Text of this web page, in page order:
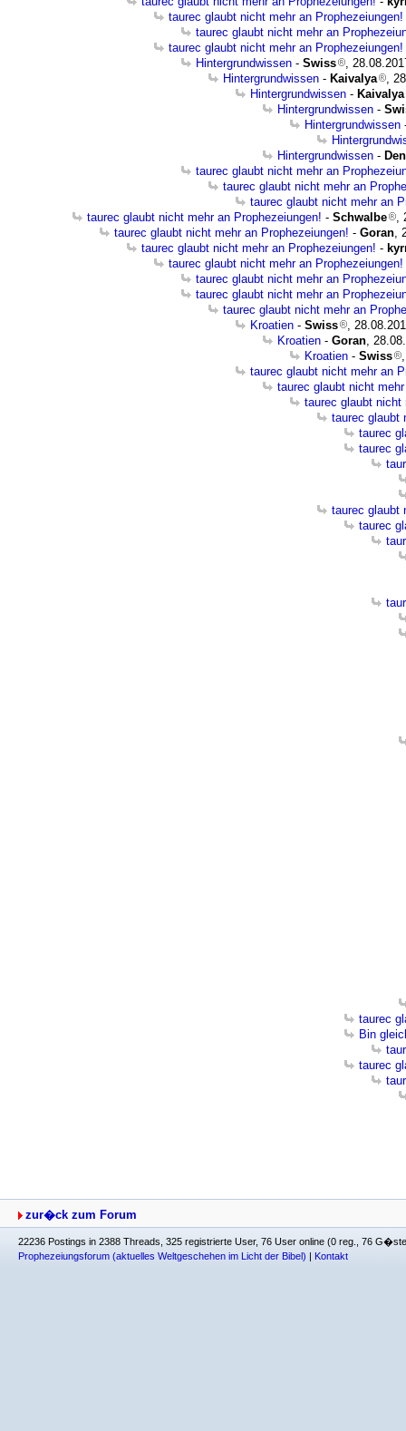
taurec glaubt nicht mehr an Prophezeiungen!
taurec glaubt nicht mehr an
taurec glaubt nicht mehr an Prophezeiungen!
Hintergrundwissen - Swiss
,
Hintergrundwissen - Kaivalya
,
Hintergrundwissen - Kaivalya
Hintergrundwissen -
Hintergrundwissen
Hintergrundwissen -
taurec glaubt nicht mehr an
taurec glaubt nicht mehr an
taurec glaubt nicht mehr an
taurec glaubt nicht mehr an Prophezeiungen! - Schwalbe
,
taurec glaubt nicht mehr an Prophezeiungen! - Goran,
taurec glaubt nicht mehr an Prophezeiungen! -
taurec glaubt nicht mehr an Prophezeiungen!
taurec glaubt nicht mehr an
taurec glaubt nicht mehr an
taurec glaubt nicht mehr an
Kroatien - Swiss
,
Kroatien - Goran,
Kroatien - Swiss
taurec glaubt nicht mehr an
taurec glaubt nicht
taurec glaubt nicht
taurec glaubt
taurec
taurec
taurec glaubt
taurec
taurec
Bin
taurec
zur�ck zum Forum
22236 Postings in 2388 Threads, 325 registrierte User, 76 User online (0 reg., 76
Prophezeiungsforum (aktuelles Weltgeschehen im Licht der Bibel) | Kontakt